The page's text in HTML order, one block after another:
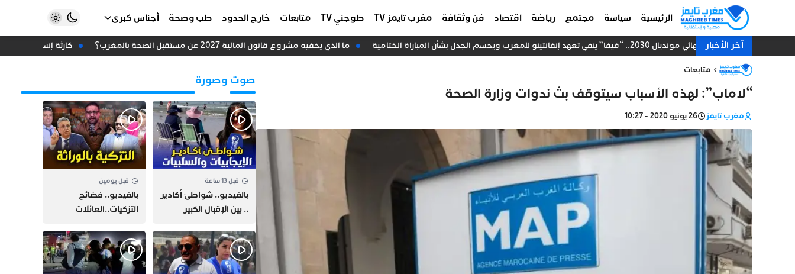
الرئيسية سياسة مجتمع رياضة اقتصاد فن وثقافة مغرب تايمز TV طوجني TV متابعات خارج الحدود طب وصحة أجناس كبرى
آخر الأخبار نهائي مونديال 2030.. “فيفا” ينفي تعهد إنفانتينو للمغرب ويحسم الجدل بشأن المباراة الختامية ما الذي يخفيه مشروع قانون المالية 2027 عن مستقبل الصحة بالمغرب؟ كارثة إنسانية في
متابعات
“لاماب”: لهذه الأسباب سيتوقف بث ندوات وزارة الصحة
مغرب تايمز 26 يونيو 2020 - 10:27
صوت وصورة
قبل 13 ساعة
بالفيديو.. شواطئ أكادير
.. بين الإقبال الكبير
الازدحام وغلاء الكراء
قبل يومين
بالفيديو.. فضائح
التزكيات..العائلات
وقصة “وهبي”
و”السيمو” تثير الجدل